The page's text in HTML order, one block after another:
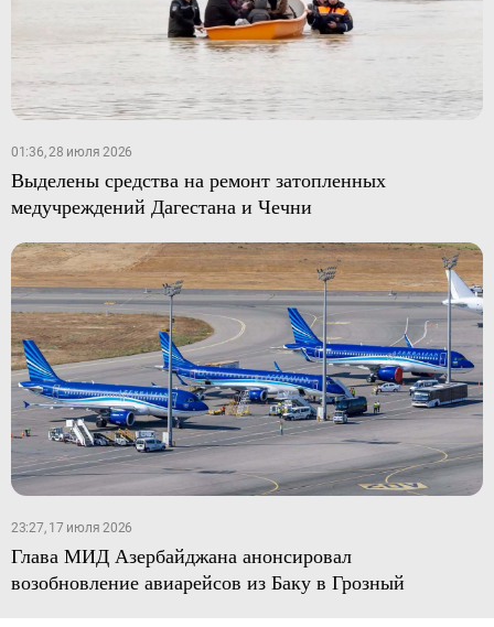
01:36, 28 июля 2026
Выделены средства на ремонт затопленных
медучреждений Дагестана и Чечни
23:27, 17 июля 2026
Глава МИД Азербайджана анонсировал
возобновление авиарейсов из Баку в Грозный